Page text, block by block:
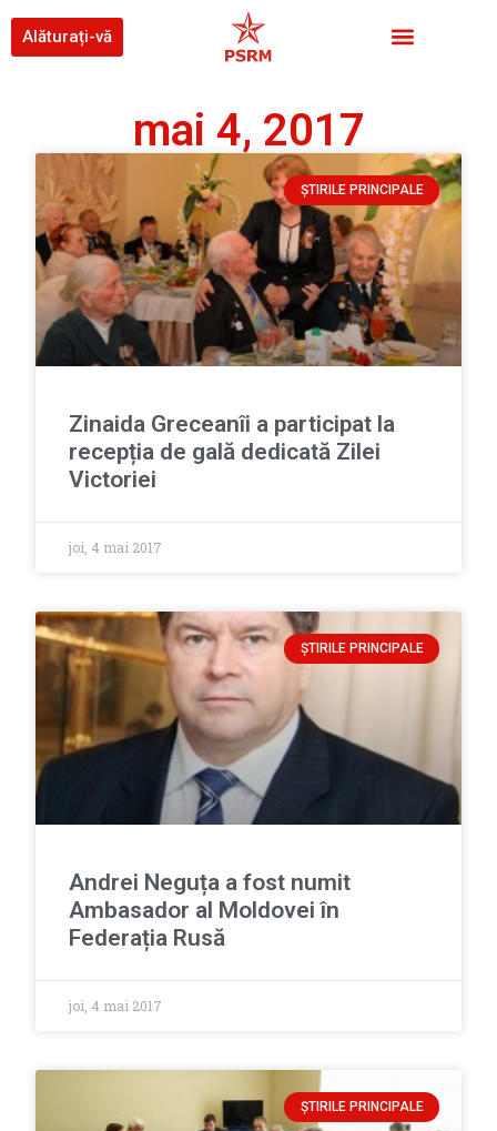
Alăturați-vă
mai 4, 2017
ȘTIRILE PRINCIPALE
Zinaida Greceanîi a participat la
recepția de gală dedicată Zilei
Victoriei
joi, 4 mai 2017
ȘTIRILE PRINCIPALE
Andrei Neguța a fost numit
Ambasador al Moldovei în
Federația Rusă
joi, 4 mai 2017
ȘTIRILE PRINCIPALE